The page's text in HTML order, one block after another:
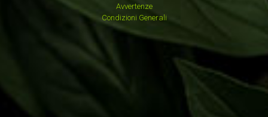
Avvertenze
Condizioni Generali